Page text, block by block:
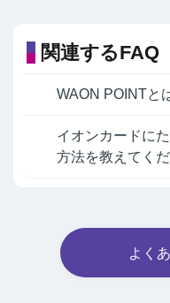
関連するFAQ
WAON POINTと
イオンカードに
方法を教えてくだ
よく